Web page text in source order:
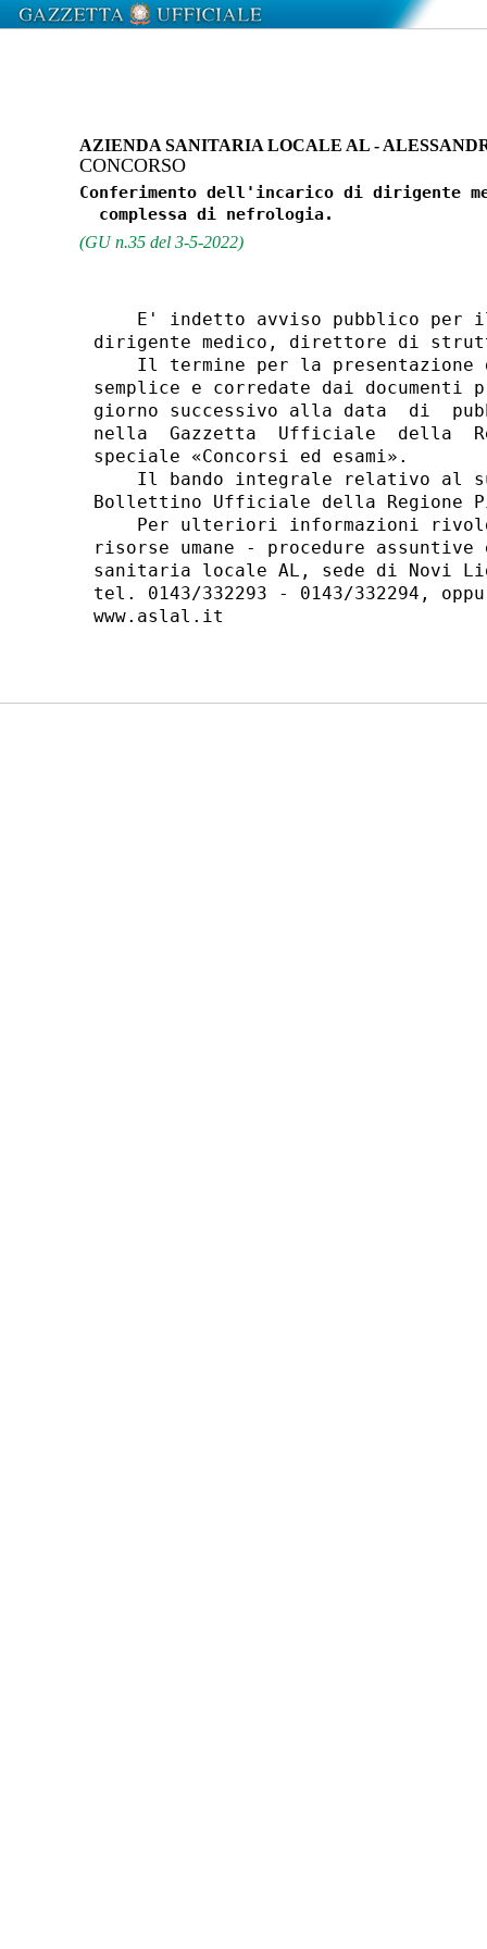
AZIENDA SANITARIA LOCALE AL -
CONCORSO
Conferimento dell'incarico di dirigente
(GU n.35 del 3-5-2022)
E' indetto avviso pubblico per
dirigente medico, direttore di
Il termine per la presentazione
semplice e corredate dai
giorno successivo alla data  di
nella  Gazzetta  Ufficiale  della
speciale «Concorsi ed esami».
Il bando integrale relativo al
Bollettino Ufficiale della Regione
Per ulteriori informazioni
risorse umane - procedure
sanitaria locale AL, sede di Novi
tel. 0143/332293 - 0143/332294,
www.aslal.it